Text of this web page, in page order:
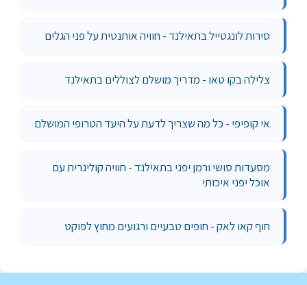
סירות לונגטייל בתאילנד - חוויה אותנטית על פני הגלים
צלילה בקו טאו - מדריך מושלם לצוללים בתאילנד
אי קופיפי - כל מה שצריך לדעת על היעד הטרופי המושלם
מסעדות סושי ורמן יפני בתאילנד - חוויה קולינרית עם
אוכל יפני איכותי
חוף קאו לאק - חופים טבעיים ורגועים מחוץ לפוקט